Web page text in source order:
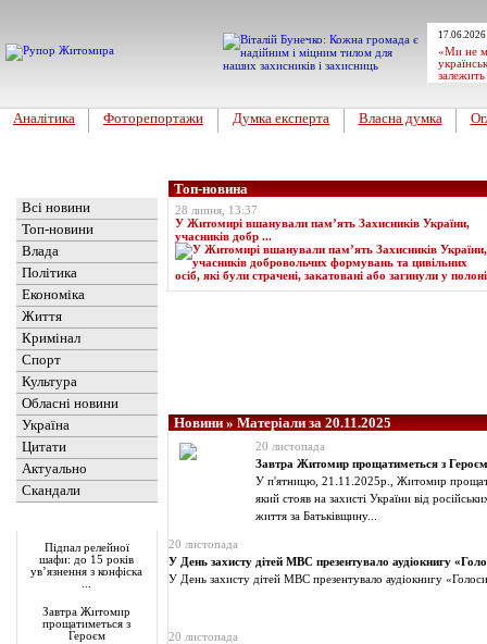
«Ми не
Аналітика Фоторепортажи Думка експерта Власна думка
Всі новини
Топ-новини
Влада
Політика
Економіка
Життя
Кримінал
Спорт
Культура
Обласні новини
Україна
Цитати
Актуально
Скандали
Підпал релейної
шафи: до 15 років
ув’язнення з конфіска
Завтра Житомир
прощатиметься з
Героєм
Топ-новина
28 липня, 13:37
У Житомирі вшанували пам’ять Захисників України,
учасників добр ...
Новини» Матеріали за 20.11.2025
20 листопада
Завтра Житомир прощатиметься з Героєм
У п'ятницю, 21.11.2025р., Житомир
який стояв на захисті України від
життя за Батьківщину...
20 листопада
У День захисту дітей МВС презентувало аудіокнигу
У День захисту дітей МВС презентувало аудіокнигу
20 листопада